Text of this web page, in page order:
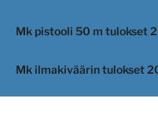
Mk pistooli 50 m tulokset
Mk ilmakiväärin tulokset